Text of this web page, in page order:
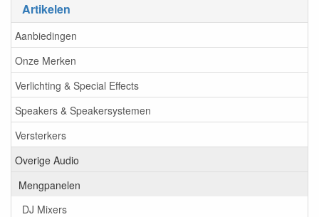
Artikelen
Aanbiedingen
Onze Merken
Verlichting & Special Effects
Speakers & Speakersystemen
Versterkers
Overige Audio
Mengpanelen
DJ Mixers